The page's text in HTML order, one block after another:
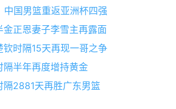
中国男篮重返亚洲杯四强
金正恩妻子李雪主再露面
钦时隔15天再现一哥之争
隔半年再度增持黄金
隔2881天再胜广东男篮